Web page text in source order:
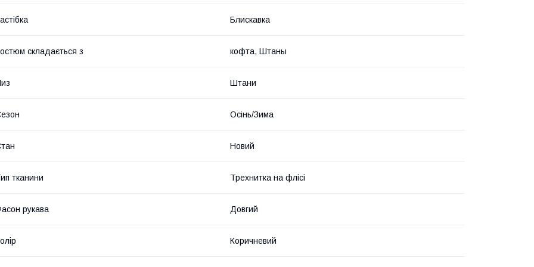
Блискавка
складається з кофта, Штаны
Штани
Осінь/Зима
Новий
тканини Трехнитка на флісі
рукава Довгий
Коричневий